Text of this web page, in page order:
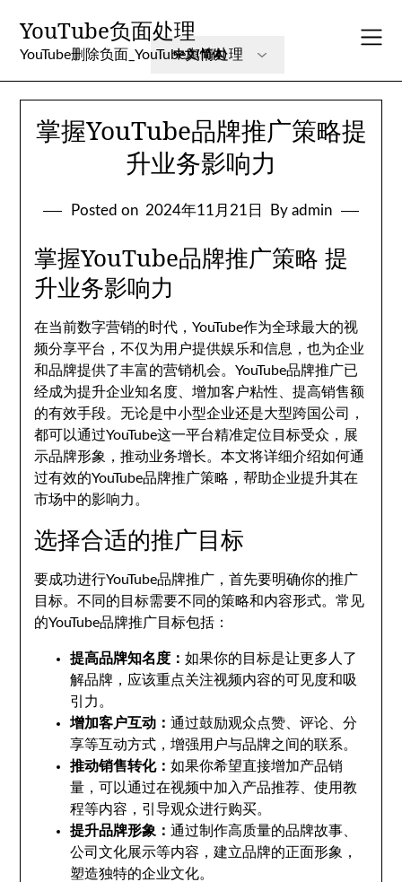
content
YouTube负面处理
YouTube删除负面_YouTube舆情处理
掌握YouTube品牌推广策略提
升业务影响力
Posted on 2024年11月21日 By admin
掌握YouTube品牌推广策略 提
升业务影响力
在当前数字营销的时代，YouTube作为全球最大的视
频分享平台，不仅为用户提供娱乐和信息，也为企业
和品牌提供了丰富的营销机会。YouTube品牌推广已
经成为提升企业知名度、增加客户粘性、提高销售额
的有效手段。无论是中小型企业还是大型跨国公司，
都可以通过YouTube这一平台精准定位目标受众，展
示品牌形象，推动业务增长。本文将详细介绍如何通
过有效的YouTube品牌推广策略，帮助企业提升其在
市场中的影响力。
选择合适的推广目标
要成功进行YouTube品牌推广，首先要明确你的推广
目标。不同的目标需要不同的策略和内容形式。常见
的YouTube品牌推广目标包括：
提高品牌知名度：如果你的目标是让更多人了
解品牌，应该重点关注视频内容的可见度和吸
引力。
增加客户互动：通过鼓励观众点赞、评论、分
享等互动方式，增强用户与品牌之间的联系。
推动销售转化：如果你希望直接增加产品销
量，可以通过在视频中加入产品推荐、使用教
程等内容，引导观众进行购买。
提升品牌形象：通过制作高质量的品牌故事、
公司文化展示等内容，建立品牌的正面形象，
塑造独特的企业文化。